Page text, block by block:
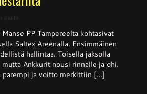
päältä
–
Ankkurit
nappasi
pisteen
hallitsevalta
mestarilta
PP Tampereelta kohtasivat
Saltex Areenalla. Ensimmäinen
hallintaa. Toisella jaksolla
Ankkurit nousi rinnalle ja ohi.
parempi ja voitto merkittiin [...]